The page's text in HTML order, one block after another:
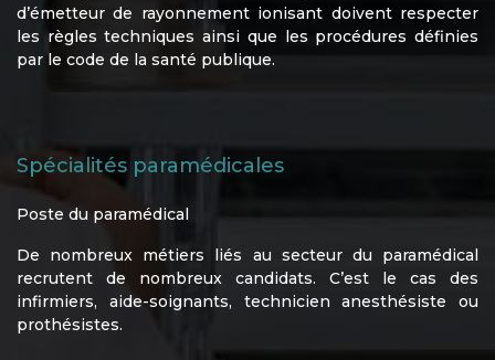
d’émetteur de rayonnement ionisant doivent respecter
les règles techniques ainsi que les procédures définies
par le code de la santé publique.
Spécialités paramédicales
Poste du paramédical
De nombreux métiers liés au secteur du paramédical
recrutent de nombreux candidats. C’est le cas des
infirmiers, aide-soignants, technicien anesthésiste ou
prothésistes.